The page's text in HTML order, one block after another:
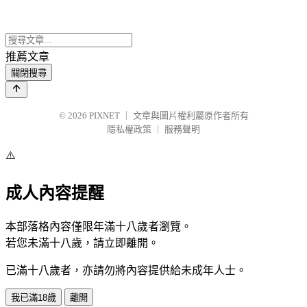
推薦文章
關閉搜尋
© 2026 PIXNET
文章與圖片權利屬原作者所有
隱私權政策
服務聲明
⚠️
成人內容提醒
本部落格內容僅限年滿十八歲者瀏覽。
若您未滿十八歲，請立即離開。
已滿十八歲者，亦請勿將內容提供給未成年人士。
我已滿18歲 離開